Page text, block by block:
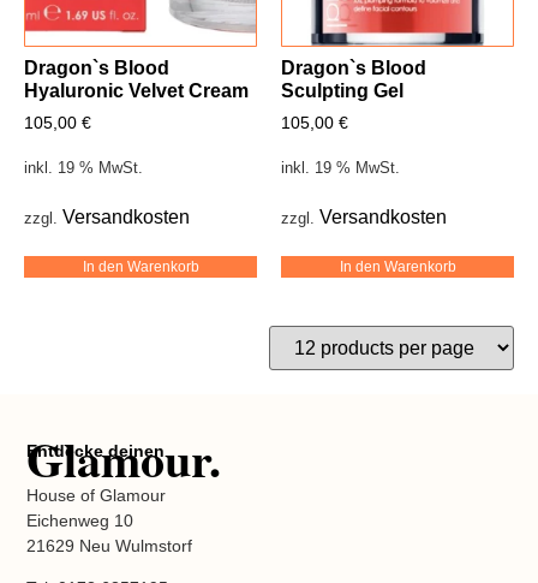
Dragon`s Blood
Hyaluronic Velvet Cream
105,00 €
inkl. 19 % MwSt.
zzgl. Versandkosten
In den Warenkorb
Dragon`s Blood
Sculpting Gel
105,00 €
inkl. 19 % MwSt.
zzgl. Versandkosten
In den Warenkorb
Entdecke deinen
Glamour.
House of Glamour
Eichenweg 10
21629 Neu Wulmstorf